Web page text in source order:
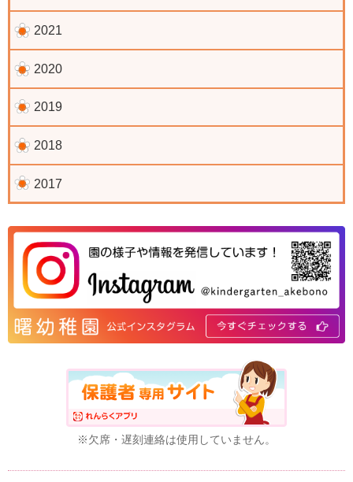
2021
2020
2019
2018
2017
※欠席・遅刻連絡は使用していません。